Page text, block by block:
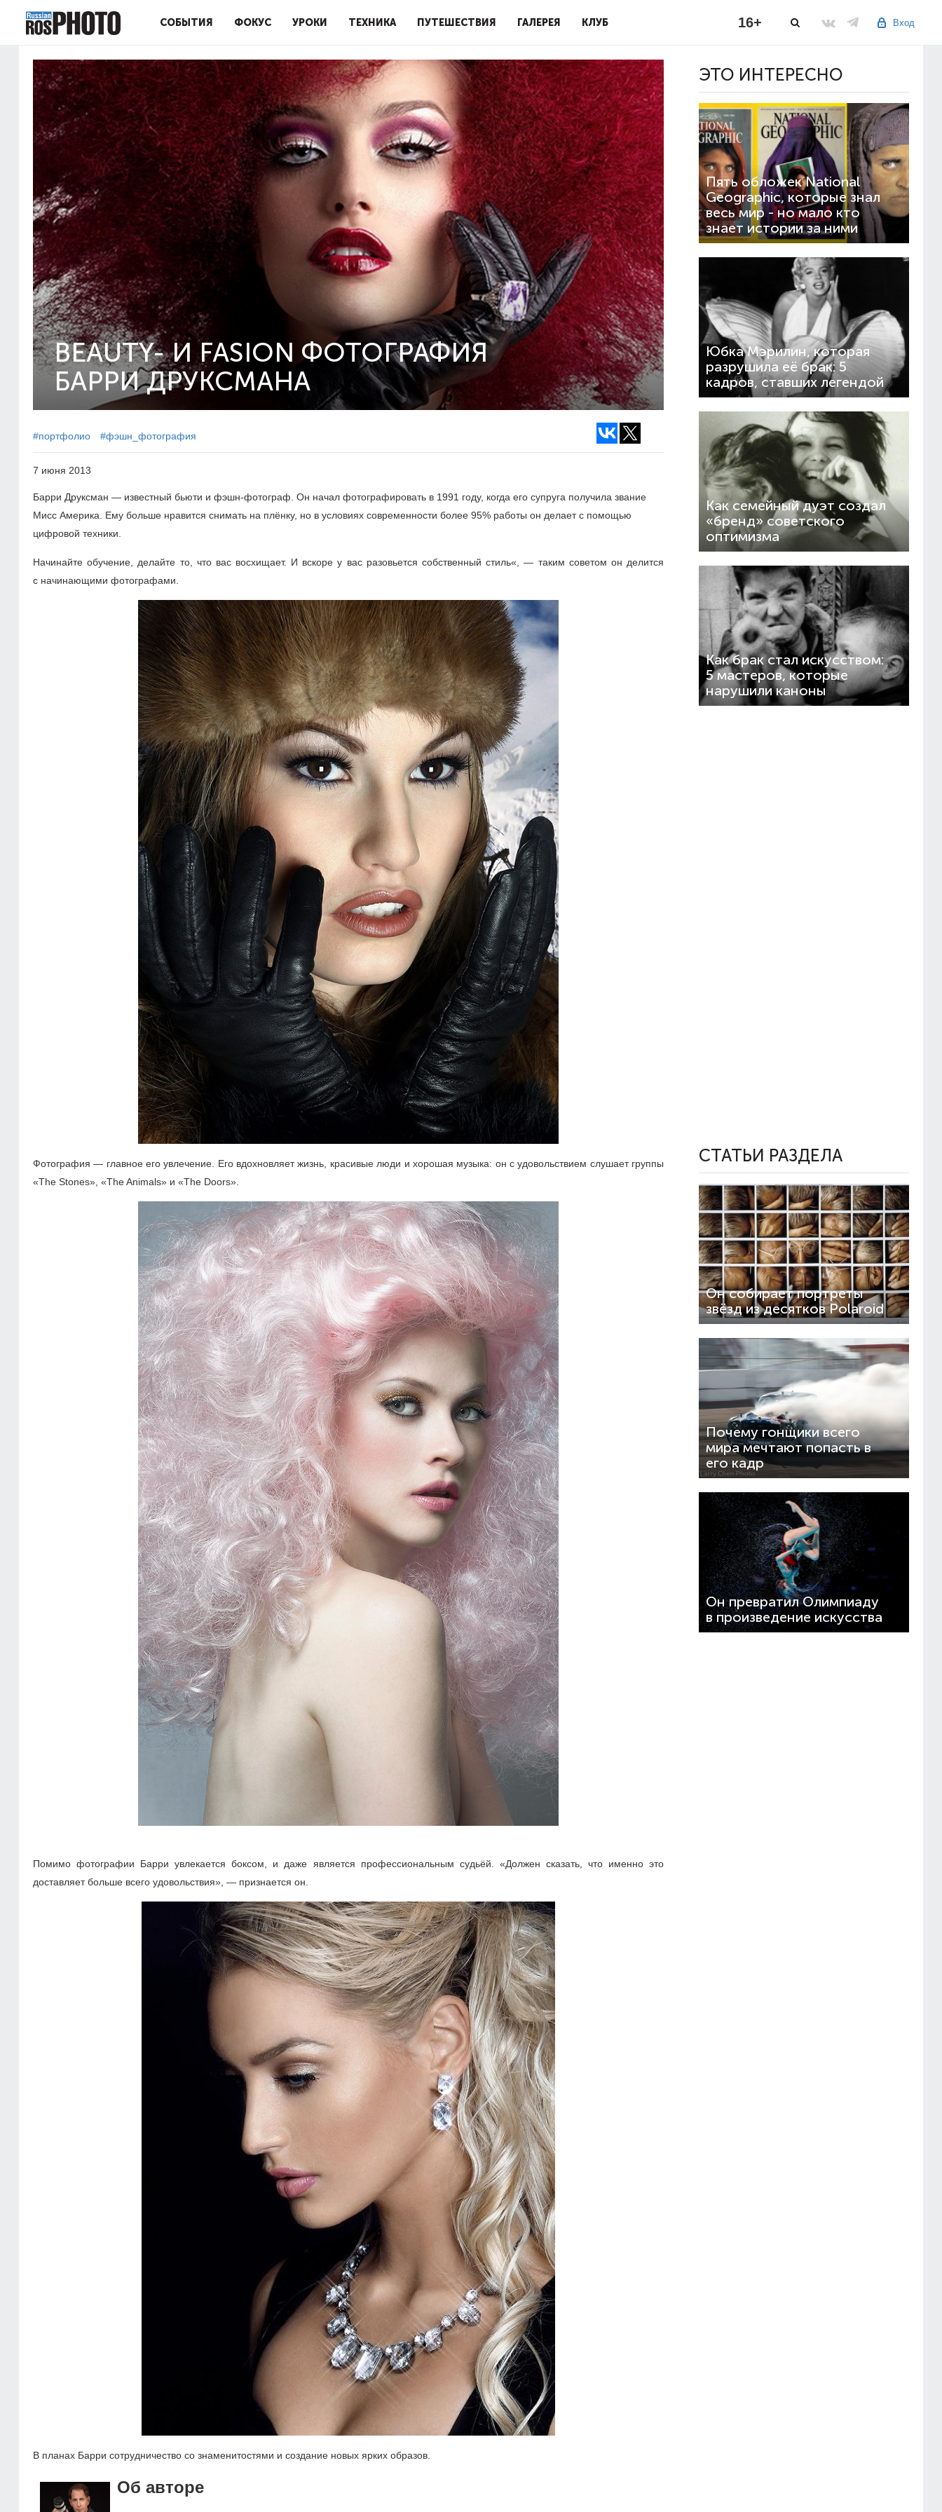
СОБЫТИЯ ФОКУС УРОКИ ТЕХНИКА ПУТЕШЕСТВИЯ ГАЛЕРЕЯ КЛУБ Вход
16+
BEAUTY- И FASION ФОТОГРАФИЯ
БАРРИ ДРУКСМАНА
#портфолио #фэшн_фотография
7 июня 2013
Барри Друксман — известный бьюти и фэшн-фотограф. Он начал фотографировать в 1991 году, когда его супруга получила звание
Мисс Америка. Ему больше нравится снимать на плёнку, но в условиях современности более 95% работы он делает с помощью
цифровой техники.
Начинайте обучение, делайте то, что вас восхищает. И вскоре у вас разовьется собственный стиль«, — таким советом он делится
с начинающими фотографами.
Фотография — главное его увлечение. Его вдохновляет жизнь, красивые люди и хорошая музыка: он с удовольствием слушает группы
«The Stones», «The Animals» и «The Doors».
Помимо фотографии Барри увлекается боксом, и даже является профессиональным судьёй. «Должен сказать, что именно это
доставляет больше всего удовольствия», — признается он.
В планах Барри сотрудничество со знаменитостями и создание новых ярких образов.
Об авторе
ЭТО ИНТЕРЕСНО
Пять обложек National
Geographic, которые знал
весь мир - но мало кто
знает истории за ними
Юбка Мэрилин, которая
разрушила её брак: 5
кадров, ставших легендой
Как семейный дуэт создал
«бренд» советского
оптимизма
Как брак стал искусством:
5 мастеров, которые
нарушили каноны
СТАТЬИ РАЗДЕЛА
Он собирает портреты
звёзд из десятков Polaroid
Почему гонщики всего
мира мечтают попасть в
его кадр
Он превратил Олимпиаду
в произведение искусства